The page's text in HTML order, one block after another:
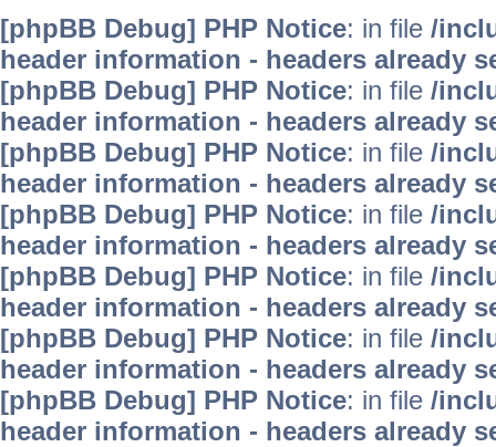
[phpBB Debug] PHP Notice: in file /
header information - headers already
[phpBB Debug] PHP Notice: in file /
header information - headers already
[phpBB Debug] PHP Notice: in file /
header information - headers already
[phpBB Debug] PHP Notice: in file /
header information - headers already
[phpBB Debug] PHP Notice: in file /
header information - headers already
[phpBB Debug] PHP Notice: in file /
header information - headers already
[phpBB Debug] PHP Notice: in file /
header information - headers already